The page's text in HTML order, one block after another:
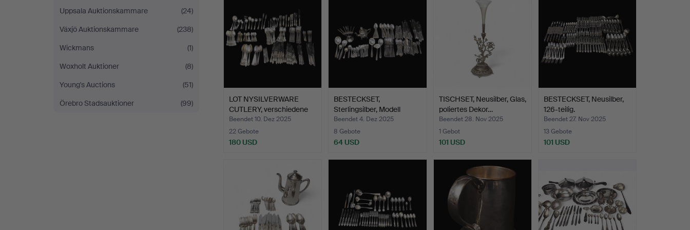
Uppsala Auktionskammare
(24)
Växjö Auktionskammare
(238)
Wickmans
(1)
Woxholt Auktioner
(8)
Young's Auctions
(51)
Örebro Stadsauktioner
(99)
LOT NYSILVERWARE
CUTLERY, verschiedene
Mod…
Beendet 10. Dez 2025
22 Gebote
180 USD
BESTECKSET,
Sterlingsilber, Modell
„Wasa“,…
Beendet 4. Dez 2025
8 Gebote
64 USD
TISCHSET, Neusilber, Glas,
poliertes Dekor…
Beendet 28. Nov 2025
1 Gebot
101 USD
BESTECKSET, Neusilber,
126-teilig.
Beendet 27. Nov 2025
13 Gebote
101 USD